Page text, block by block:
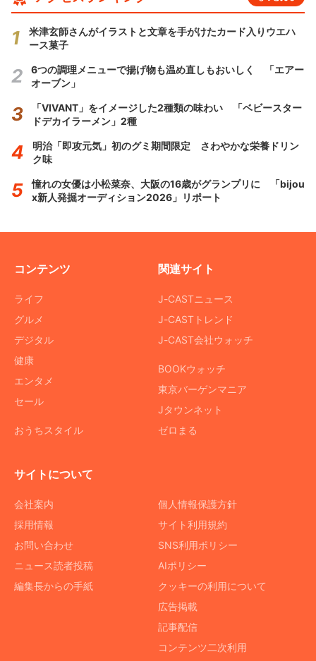
米津玄師さんがイラストと文章を手がけたカード入りウエハ
ース菓子
6つの調理メニューで揚げ物も温め直しもおいしく 「エアー
オーブン」
「VIVANT」をイメージした2種類の味わい 「ベビースター
ドデカイラーメン」2種
明治「即攻元気」初のグミ期間限定 さわやかな栄養ドリン
ク味
憧れの女優は小松菜奈、大阪の16歳がグランプリに 「bijou
x新人発掘オーディション2026」リポート
コンテンツ
ライフ
グルメ
デジタル
健康
エンタメ
セール
おうちスタイル
関連サイト
J-CASTニュース
J-CASTトレンド
J-CAST会社ウォッチ
BOOKウォッチ
東京バーゲンマニア
Jタウンネット
ゼロまる
サイトについて
会社案内
採用情報
お問い合わせ
ニュース読者投稿
編集長からの手紙
個人情報保護方針
サイト利用規約
SNS利用ポリシー
AIポリシー
クッキーの利用について
広告掲載
記事配信
コンテンツ二次利用